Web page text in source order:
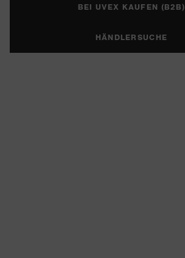
BEI UVEX KAUFEN (B2B)
HÄNDLERSUCHE